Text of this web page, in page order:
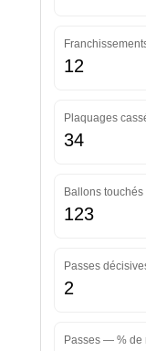
12
Plaquages
34
Ballons touchés
123
Passes
2
Passes — % de